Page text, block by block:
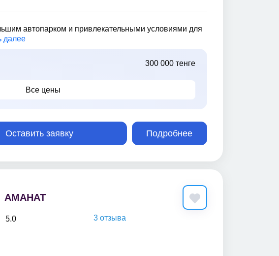
автопарком и привлекательными условиями для
далее
300 000 тенге
Все цены
Оставить заявку Подробнее
АМАНАТ
5.0 3 отзыва